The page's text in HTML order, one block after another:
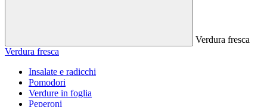
Verdura fresca
Verdura fresca
Insalate e radicchi
Pomodori
Verdure in foglia
Peperoni